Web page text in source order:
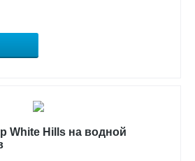
White Hills на водной